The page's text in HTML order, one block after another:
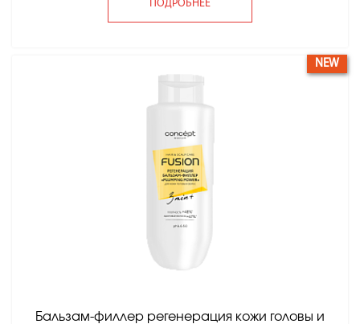
ПОДРОБНЕЕ
Бальзам-филлер регенерация кожи головы и
NEW